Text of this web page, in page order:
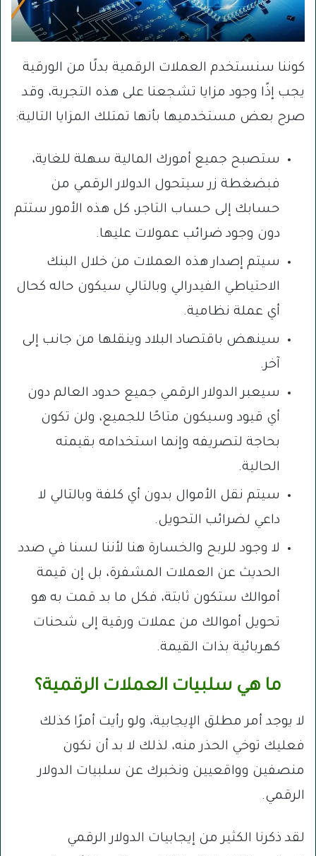
كوننا سنستخدم العملات الرقمية بدلًا من الورقية
يجب إذًا وجود مزايا تشجعنا على هذه التجربة، وقد
صرح بعض مستخدميها بأنها تمتلك المزايا التالية:
ستصبح جميع أمورك المالية سهلة للغاية،
فبضغطة زر سيتحول الدولار الرقمي من
حسابك إلى حساب التاجر، كل هذه الأمور ستتم
دون وجود ضرائب عمولات عليها.
سيتم إصدار هذه العملات من خلال البنك
الاحتياطي الفيدرالي وبالتالي سيكون حاله كحال
أي عملة نظامية.
سينهض باقتصاد البلاد وينقلها من جانب إلى
آخر.
سيعبر الدولار الرقمي جميع حدود العالم دون
أي قيود وسيكون متاحًا للجميع، ولن تكون
بحاجة لتصريفه وإنما استخدامه بقيمته
الحالية.
سيتم نقل الأموال بدون أي كلفة وبالتالي لا
داعي لضرائب التحويل.
لا وجود للربح والخسارة هنا لأننا لسنا في صدد
الحديث عن العملات المشفرة، بل إن قيمة
أموالك ستكون ثابتة، فكل ما بد قمت به هو
تحويل أموالك من عملات ورقية إلى شحنات
كهربائية بذات القيمة.
ما هي سلبيات العملات الرقمية؟
لا يوجد أمر مطلق الإيجابية، ولو رأيت أمرًا كذلك
فعليك توخي الحذر منه، لذلك لا بد أن نكون
منصفين وواقعيين ونخبرك عن سلبيات الدولار
الرقمي.
لقد ذكرنا الكثير من إيجابيات الدولار الرقمي